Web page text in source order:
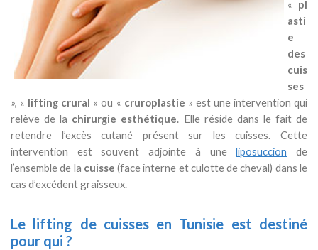
« pl
asti
e
des
cuis
ses
», « lifting crural » ou « cruroplastie » est une intervention qui
relève de la chirurgie esthétique. Elle réside dans le fait de
retendre l’excès cutané présent sur les cuisses. Cette
intervention est souvent adjointe à uneliposuccion de
l’ensemble de la cuisse(face interne et culotte de cheval) dans le
cas d’excédent graisseux.
Le lifting de cuisses en Tunisie est destiné
pour qui ?